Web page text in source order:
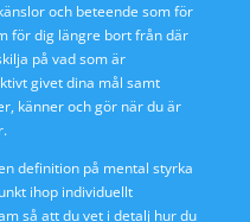
och beteende som för
för dig längre bort från där
på vad som är
givet dina mål samt
känner och gör när du är
definition på mental styrka
ihop individuellt
så att du vet i detalj hur du